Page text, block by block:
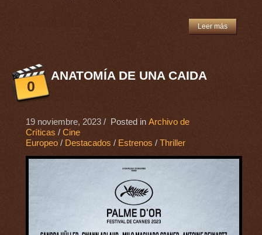
Leer más
0
ANATOMÍA DE UNA CAIDA
19 noviembre, 2023/ Posted in Archivo de
Críticas / Cine
Europeo/ Destacados / Estrenos / Thriller